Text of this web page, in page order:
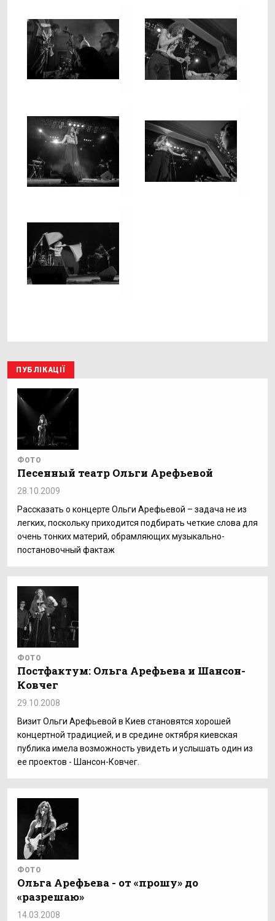
ПУБЛІКАЦІЇ
ФОТО
Песенный театр Ольги Арефьевой
28.10.2009
Рассказать о концерте Ольги Арефьевой – задача не из
легких, поскольку приходится подбирать четкие слова для
очень тонких материй, обрамляющих музыкально-
постановочный фактаж
ФОТО
Постфактум: Ольга Арефьева и Шансон-
Ковчег
29.10.2008
Визит Ольги Арефьевой в Киев становятся хорошей
концертной традицией, и в средине октября киевская
публика имела возможность увидеть и услышать один из
ее проектов - Шансон-Ковчег.
ФОТО
Ольга Арефьева - от «прошу» до
«разрешаю»
14.03.2008